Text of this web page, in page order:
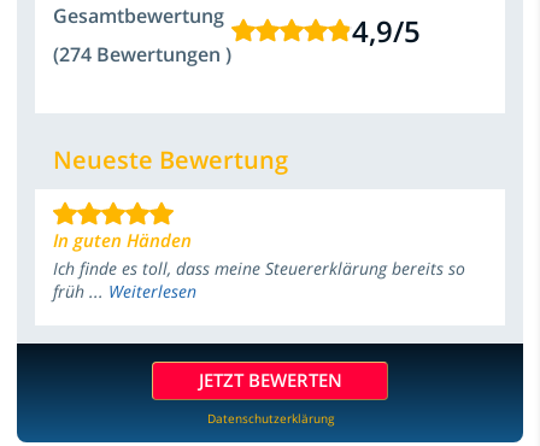
Gesamtbewertung
(274 Bewertungen )
4,9/5
Neueste Bewertung
In guten Händen
Ich finde es toll, dass meine Steuererklärung bereits so
früh ... Weiterlesen
JETZT BEWERTEN
Datenschutzerklärung